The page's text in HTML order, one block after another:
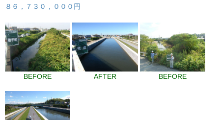
８６，７３０，０００円
BEFORE AFTER BEFORE